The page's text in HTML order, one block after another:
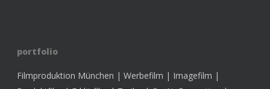
portfolio
Filmproduktion München | Werbefilm | Imagefilm |